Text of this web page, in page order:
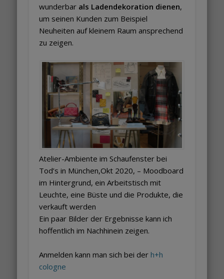
wunderbar als Ladendekoration dienen,
um seinen Kunden zum Beispiel
Neuheiten auf kleinem Raum ansprechend
zu zeigen.
Atelier-Ambiente im Schaufenster bei
Tod’s in München,Okt 2020, – Moodboard
im Hintergrund, ein Arbeitstisch mit
Leuchte, eine Büste und die Produkte, die
verkauft werden
Ein paar Bilder der Ergebnisse kann ich
hoffentlich im Nachhinein zeigen.
Anmelden kann man sich bei derh+h
cologne